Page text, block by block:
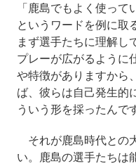
「鹿島でもよく使って
というワードを例に取
まず選手たちに理解し
プレーが広がるように
や特徴がありますから
ば、彼らは自己発生的
ういう形を採ったんで
それが鹿島時代との
い。鹿島の選手たちは